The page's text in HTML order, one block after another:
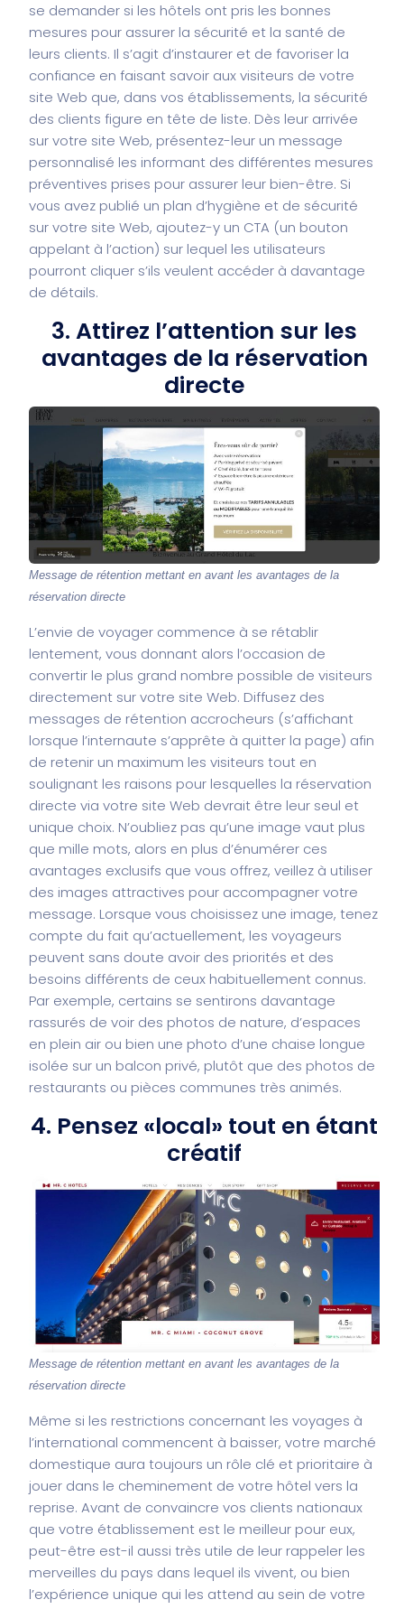
se demander si les hôtels ont pris les bonnes
mesures pour assurer la sécurité et la santé de
leurs clients. Il s’agit d’instaurer et de favoriser la
confiance en faisant savoir aux visiteurs de votre
site Web que, dans vos établissements, la sécurité
des clients figure en tête de liste. Dès leur arrivée
sur votre site Web, présentez-leur un message
personnalisé les informant des différentes mesures
préventives prises pour assurer leur bien-être. Si
vous avez publié un plan d’hygiène et de sécurité
sur votre site Web, ajoutez-y un CTA (un bouton
appelant à l’action) sur lequel les utilisateurs
pourront cliquer s’ils veulent accéder à davantage
de détails.
3. Attirez l’attention sur les
avantages de la réservation
directe
Message de rétention mettant en avant les avantages de la
réservation directe
L’envie de voyager commence à se rétablir
lentement, vous donnant alors l’occasion de
convertir le plus grand nombre possible de visiteurs
directement sur votre site Web. Diffusez des
messages de rétention accrocheurs (s’affichant
lorsque l’internaute s’apprête à quitter la page) afin
de retenir un maximum les visiteurs tout en
soulignant les raisons pour lesquelles la réservation
directe via votre site Web devrait être leur seul et
unique choix. N’oubliez pas qu’une image vaut plus
que mille mots, alors en plus d’énumérer ces
avantages exclusifs que vous offrez, veillez à utiliser
des images attractives pour accompagner votre
message. Lorsque vous choisissez une image, tenez
compte du fait qu’actuellement, les voyageurs
peuvent sans doute avoir des priorités et des
besoins différents de ceux habituellement connus.
Par exemple, certains se sentirons davantage
rassurés de voir des photos de nature, d’espaces
en plein air ou bien une photo d’une chaise longue
isolée sur un balcon privé, plutôt que des photos de
restaurants ou pièces communes très animés.
4. Pensez «local» tout en étant
créatif
Message de rétention mettant en avant les avantages de la
réservation directe
Même si les restrictions concernant les voyages à
l’international commencent à baisser, votre marché
domestique aura toujours un rôle clé et prioritaire à
jouer dans le cheminement de votre hôtel vers la
reprise. Avant de convaincre vos clients nationaux
que votre établissement est le meilleur pour eux,
peut-être est-il aussi très utile de leur rappeler les
merveilles du pays dans lequel ils vivent, ou bien
l’expérience unique qui les attend au sein de votre